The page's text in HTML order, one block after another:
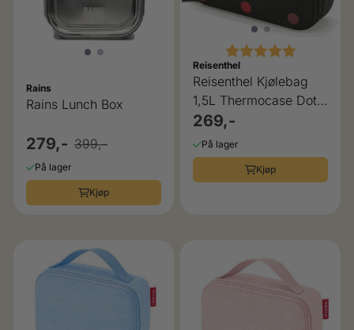
Rains
Rains Lunch Box
279,- 399,-
På lager
Kjøp
Karakter: 5.0 av 5
Reisenthel
Reisenthel Kjølebag
1,5L Thermocase Dots,
farger
269,-
På lager
Kjøp